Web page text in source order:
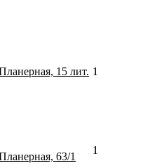
15 лит.
63/1